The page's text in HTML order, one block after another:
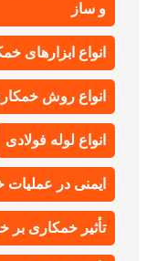
و ساز
انواع ابزارهای
انواع روش
انواع لوله فولادی
ایمنی در
تأثیر خمکاری بر